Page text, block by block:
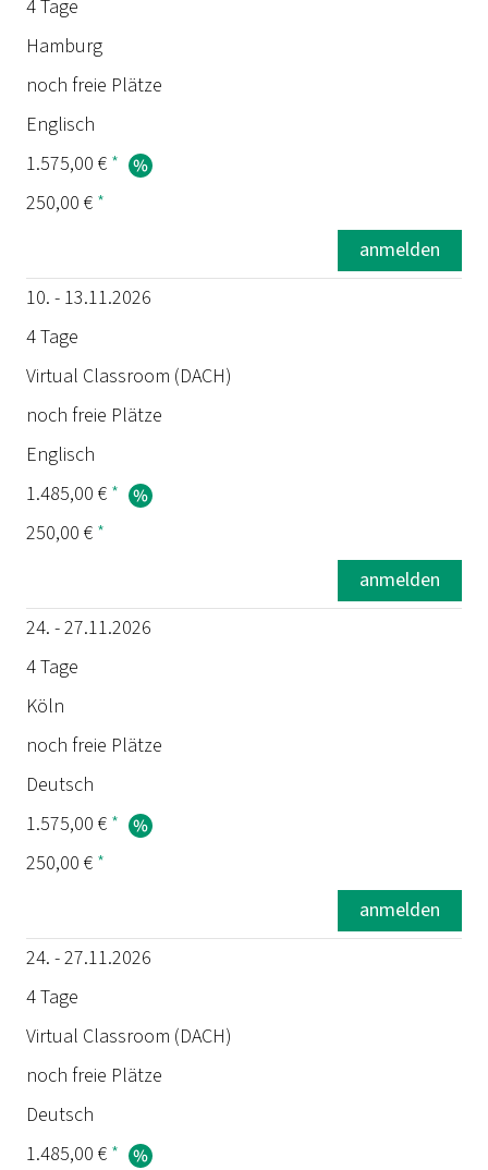
4 Tage
Hamburg
noch freie Plätze
Englisch
1.575,00 € *
250,00 € *
anmelden
10. - 13.11.2026
4 Tage
Virtual Classroom (DACH)
noch freie Plätze
Englisch
1.485,00 € *
250,00 € *
anmelden
24. - 27.11.2026
4 Tage
Köln
noch freie Plätze
Deutsch
1.575,00 € *
250,00 € *
anmelden
24. - 27.11.2026
4 Tage
Virtual Classroom (DACH)
noch freie Plätze
Deutsch
1.485,00 € *